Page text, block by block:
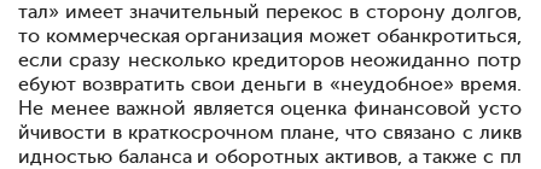
тал» имеет значительный перекос в сторону долгов,
то коммерческая организация может обанкротиться,
если сразу несколько кредиторов неожиданно потр
ебуют возвратить свои деньги в «неудобное» время.
Не менее важной является оценка финансовой усто
йчивости в краткосрочном плане, что связано с ликв
идностью баланса иоборотных активов, атакже с пл